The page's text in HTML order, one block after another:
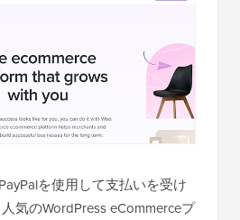
を使用して支払いを受け
気のWordPress eCommerceプ